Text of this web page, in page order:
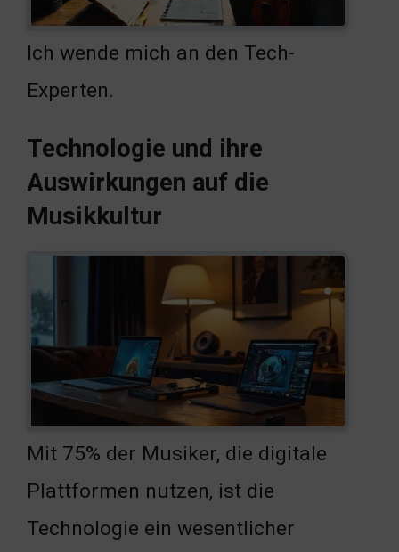
Ich wende mich an den Tech-
Experten.
Technologie und ihre
Auswirkungen auf die
Musikkultur
Mit 75% der Musiker, die digitale
Plattformen nutzen, ist die
Technologie ein wesentlicher